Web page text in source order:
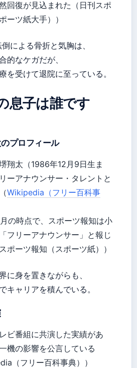
回復が見込まれた（日刊スポ
ーツ紙大手））
による骨折と気胸は、
的なケガだが、
を受けて退院に至っている。
息子は誰です
プロフィール
翔太（1986年12月9日生ま
ーアナウンサー・タレントと
Wikipedia（フリー百科事
の時点で、スポーツ報知は小
フリーアナウンサー」と報じ
ポーツ報知（スポーツ紙））
に身を置きながらも、
キャリアを積んでいる。
ビ番組に共演した実績があ
機の影響を公言している
（フリー百科事典））